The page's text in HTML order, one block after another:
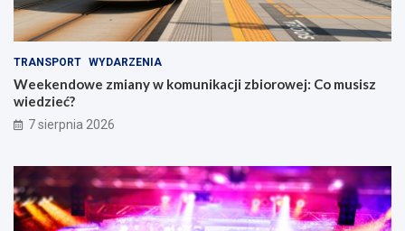
n
a
i
c
i
w
W
r
o
a
w
i
u
TRANSPORT WYDARZENIA
Weekendowe zmiany w komunikacji zbiorowej: Co musisz
wiedzieć?
7 sierpnia 2026